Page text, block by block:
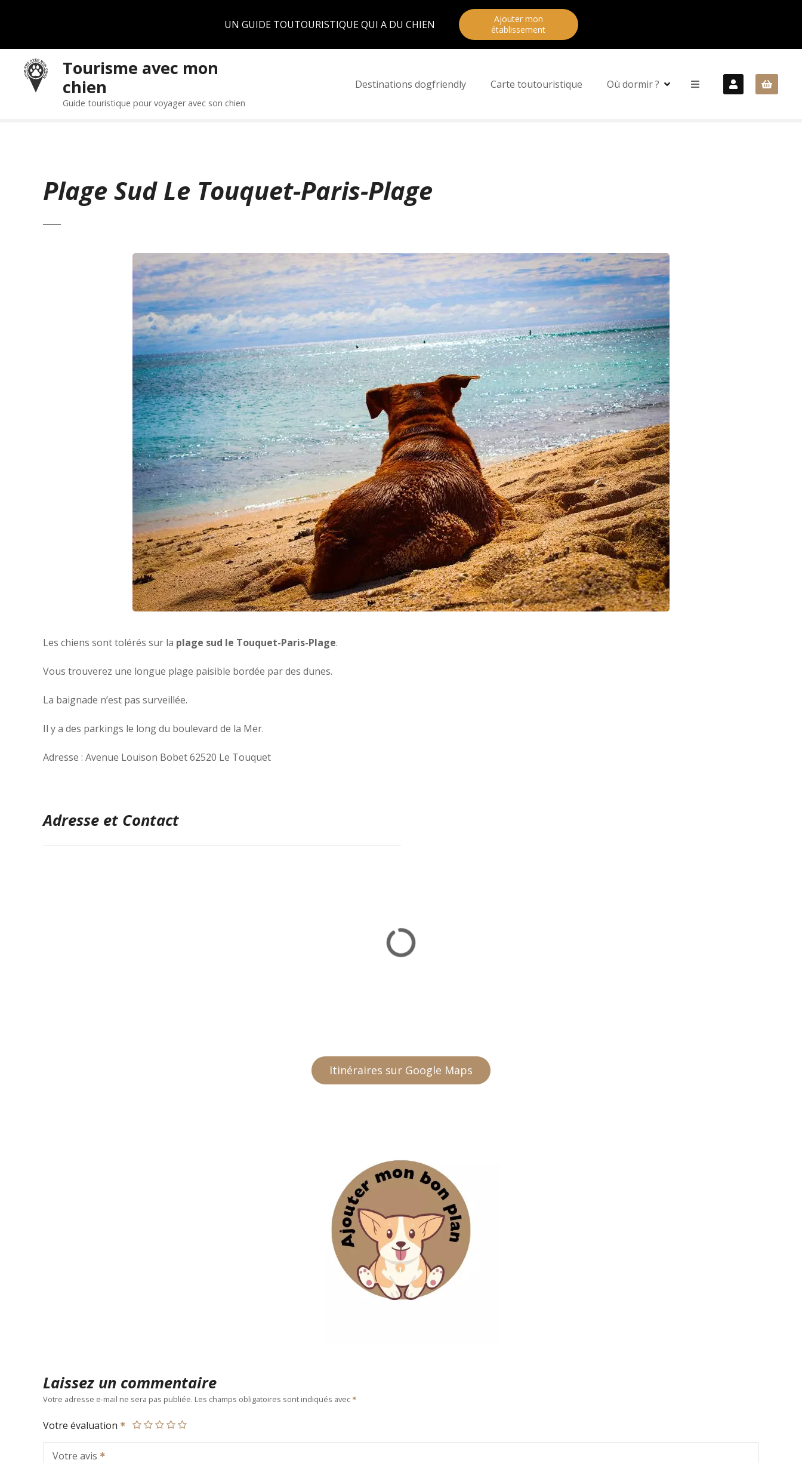
UN GUIDE TOUTOURISTIQUE QUI A DU CHIEN
Ajouter mon
établissement
Tourisme avec mon
chien
Guide touristique pour voyager avec son chien
Destinations dogfriendly Carte toutouristique Où dormir ?
Plage Sud Le Touquet-Paris-Plage
Les chiens sont tolérés sur la plage sud le Touquet-Paris-Plage.
Vous trouverez une longue plage paisible bordée par des dunes.
La baignade n’est pas surveillée.
Il y a des parkings le long du boulevard de la Mer.
Adresse : Avenue Louison Bobet 62520 Le Touquet
Adresse et Contact
Itinéraires sur Google Maps
Laissez un commentaire
Votre adresse e-mail ne sera pas publiée. Les champs obligatoires sont indiqués avec
Votre évaluation
Votre avis